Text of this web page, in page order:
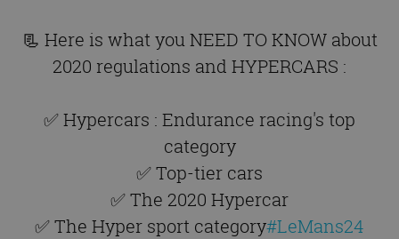
📃 Here is what you NEED TO KNOW about
2020 regulations and HYPERCARS :
✅ Hypercars : Endurance racing's top
category
✅ Top-tier cars
✅ The 2020 Hypercar
✅ The Hyper sport category#LeMans24